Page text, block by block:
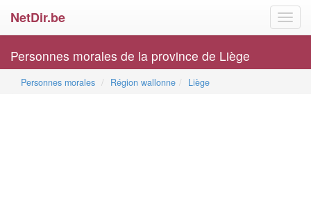
NetDir.be
Personnes morales de la province de Liège
Personnes morales Région wallonne Liège